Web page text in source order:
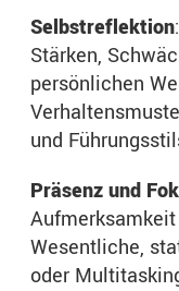
Selbstreflektion
Stärken,
persönlichen
und
Präsenz und
Wesentliche,
oder